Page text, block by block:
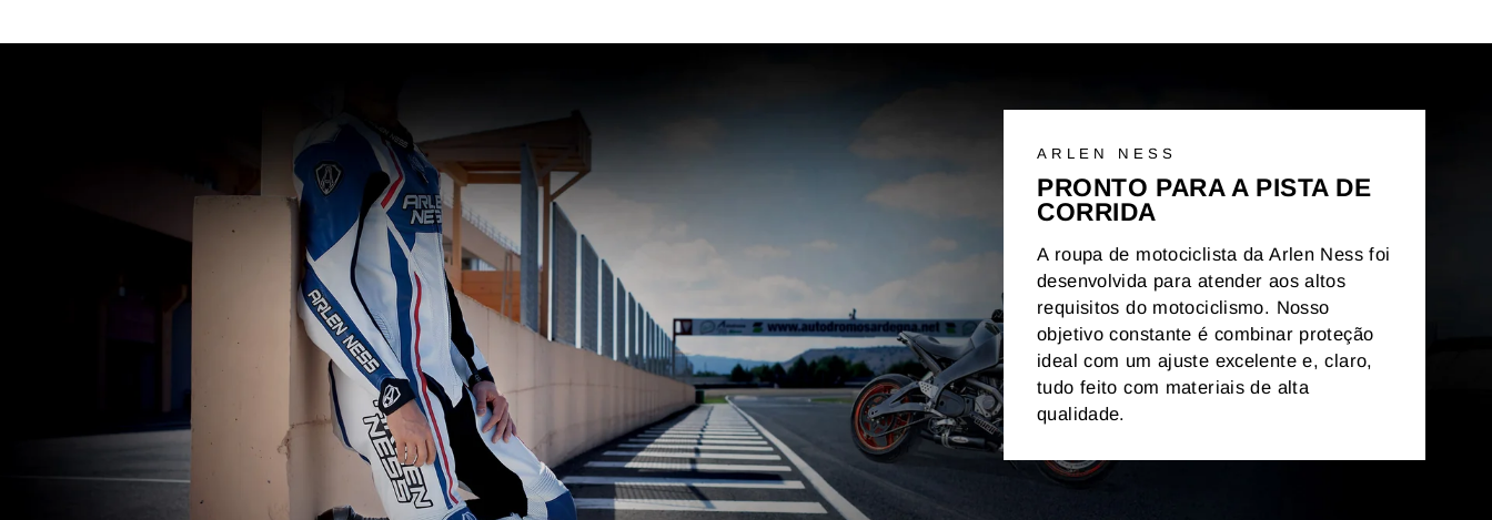
ARLEN NESS
PRONTO PARA A PISTA DE
CORRIDA
A roupa de motociclista da Arlen Ness foi
desenvolvida para atender aos altos
requisitos do motociclismo. Nosso
objetivo constante é combinar proteção
ideal com um ajuste excelente e, claro,
tudo feito com materiais de alta
qualidade.